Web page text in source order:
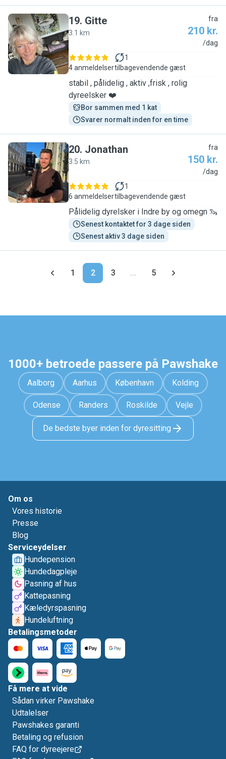
G
19. Gitte
3.1 km
fra
210 kr.
/dag
4 anmeldelser
1
tilbagevendende gæst
stabil , pålidelig , aktiv ,frisk , rolig
dyreelsker ❤️
Bor sammen med 1 kat
Svarer normalt inden for en time
J
20. Jonathan
3.5 km
fra
150 kr.
/dag
6 anmeldelser
1
tilbagevendende gæst
Pålidelig dyrelsker i Indre by og omegn 🦦
Senest kontaktet for 3 dage siden
Senest aktiv 3 dage siden
1 2 3 ... 5
1000+ betroede passere på Pawshake
Aalborg Aarhus København Kolding
Odense Randers Roskilde Vejle
De bedste byer inden for dyresitting
Om os
Vores historie
Presse
Blog
Serviceydelser
Hundepension
Hundedagpleje
Pasning af hus
Kattepasning
Kæledyrspasning
Hundeluftning
Betalingsmetoder
Få mere at vide
Sådan virker Pawshake
Udtalelser
Pawshakes garanti
Betaling og refusion
FAQ for dyreejere